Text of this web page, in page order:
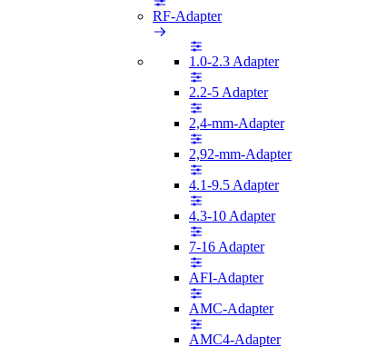
RF-Adapter
1.0-2.3 Adapter
2.2-5 Adapter
2,4-mm-Adapter
2,92-mm-Adapter
4.1-9.5 Adapter
4.3-10 Adapter
7-16 Adapter
AFI-Adapter
AMC-Adapter
AMC4-Adapter